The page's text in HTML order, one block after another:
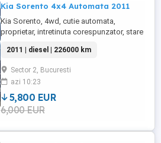
Kia Sorento 4x4 Automata 2011
Kia Sorento, 4wd, cutie automata,
proprietar, intretinuta corespunzator, stare
Fara schimburi sau alte prostii. Dotari: -
cutie automata -trapa panoramica
automata -scaun sofer reglabil electric -
scaune fata incalzite -asistenta coborare
panta -buton "LOCK" ...
2011 | diesel | 226000 km
Sector 2, Bucuresti
azi 10:23
5,800 EUR
6,000 EUR